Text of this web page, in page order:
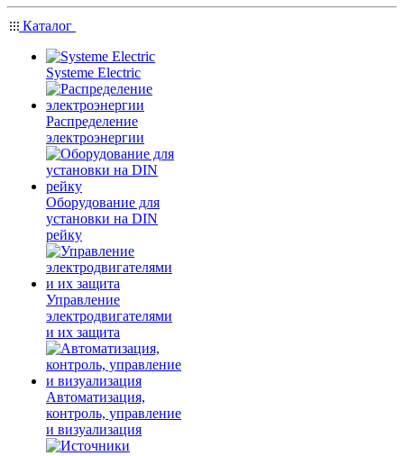
Каталог
Systeme Electric
Распределение
электроэнергии
Оборудование для
установки на DIN
рейку
Управление
электродвигателями
и их защита
Автоматизация,
контроль, управление
и визуализация